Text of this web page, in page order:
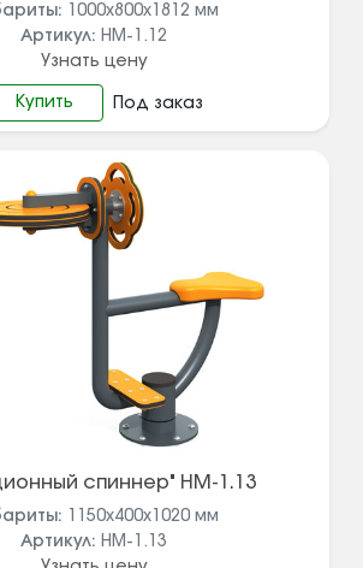
1000х800х1812 мм
Артикул: НМ-1.12
Узнать цену
Купить Под заказ
спиннер" НМ-1.13
1150х400х1020 мм
Артикул: НМ-1.13